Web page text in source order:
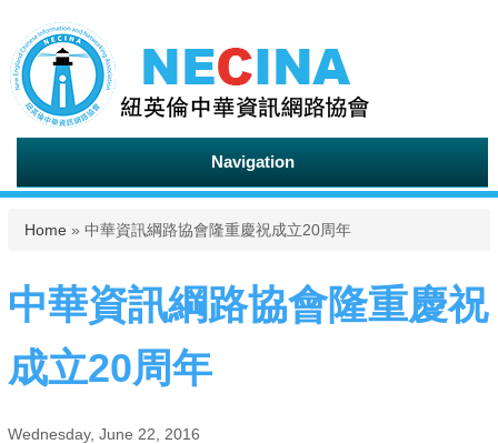
Navigation
You are here
Home » 中華資訊綱路協會隆重慶祝成立20周年
中華資訊綱路協會隆重慶祝
成立20周年
Wednesday, June 22, 2016